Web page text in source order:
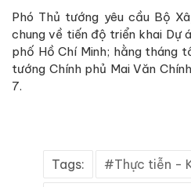
Phó Thủ tướng yêu cầu Bộ
chung về tiến độ triển khai Dự
phố Hồ Chí Minh; hằng tháng
tướng Chính phủ Mai Văn
7.
Tags: Thực tiễn -